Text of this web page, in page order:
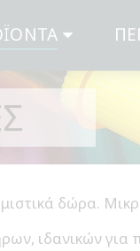
δώρα.
ιδανικών για